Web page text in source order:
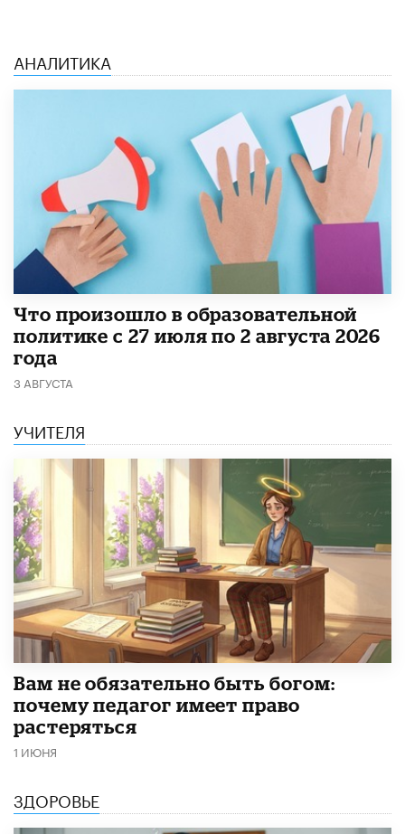
АНАЛИТИКА
​Что произошло в образовательной
политике с 27 июля по 2 августа 2026
года
3 АВГУСТА
УЧИТЕЛЯ
​Вам не обязательно быть богом:
почему педагог имеет право
растеряться
1 ИЮНЯ
ЗДОРОВЬЕ